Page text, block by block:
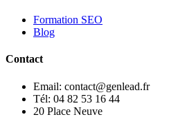
Formation SEO
Blog
Contact
Email: contact@genlead.fr
Tél: 04 82 53 16 44
20 Place Neuve